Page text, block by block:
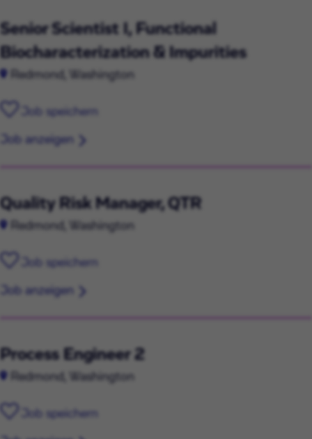
Senior Scientist I, Functional
Biocharacterization & Impurities
Redmond, Washington
Job speichern
Job anzeigen
Quality Risk Manager, QTR
Redmond, Washington
Job speichern
Job anzeigen
Process Engineer 2
Redmond, Washington
Job speichern